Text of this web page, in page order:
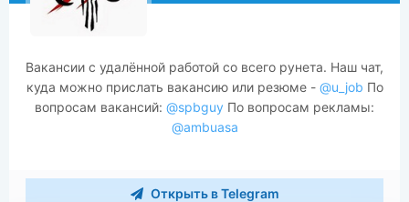
Вакансии с удалённой работой со всего рунета. Наш чат,
куда можно прислать вакансию или резюме -@u_job По
вопросам вакансий: @spbguy По вопросам рекламы:
@ambuasa
Открыть в Telegram